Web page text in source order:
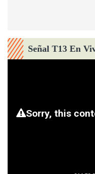
Señal T13 En